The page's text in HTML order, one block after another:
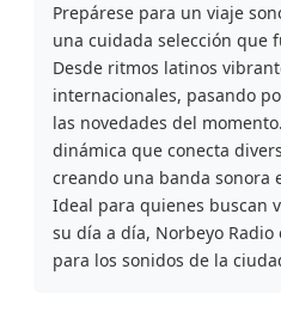
Prepárese para un viaje
una cuidada selección que
Desde ritmos latinos
internacionales, pasando
las novedades del
dinámica que conecta
creando una banda sonora
Ideal para quienes buscan
su día a día, Norbeyo
para los sonidos de la